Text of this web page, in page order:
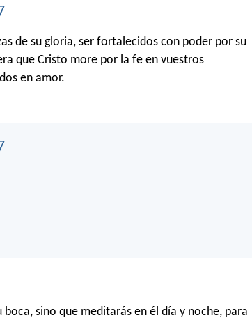
de su gloria, ser fortalecidos con poder por su
que Cristo more por la fe en vuestros
en amor.
sino que meditarás en él día y noche, para